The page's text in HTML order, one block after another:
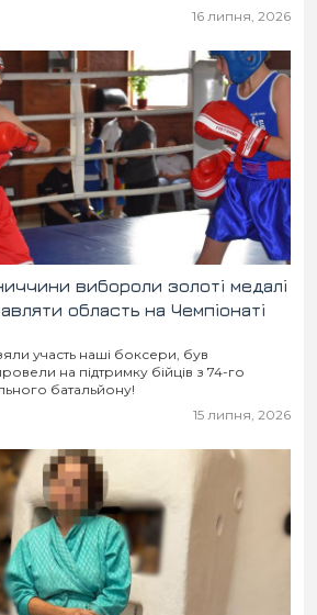
16 липня, 2026
вибороли золоті медалі
область на Чемпіонаті
участь наші боксери, був
на підтримку бійців з 74-го
батальйону!
15 липня, 2026